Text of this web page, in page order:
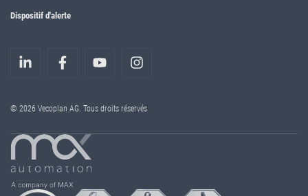
Dispositif d'alerte
© 2026 Vecoplan AG. Tous droits réservés